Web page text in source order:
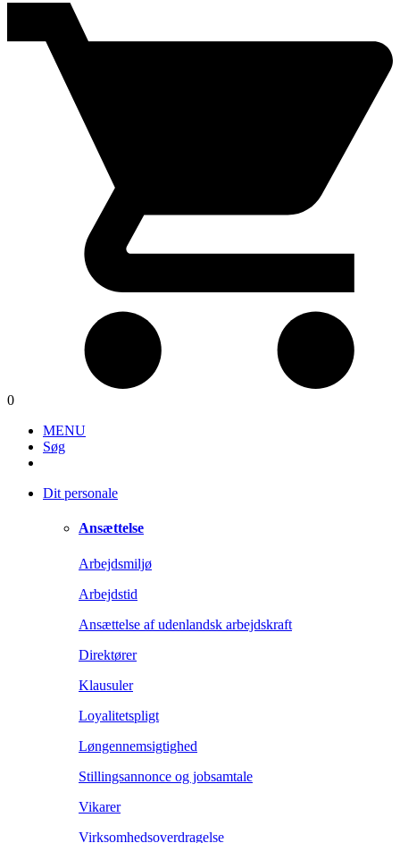
0
MENU
Søg
Dit personale
Ansættelse
Arbejdsmiljø
Arbejdstid
Ansættelse af udenlandsk arbejdskraft
Direktører
Klausuler
Loyalitetspligt
Løngennemsigtighed
Stillingsannonce og jobsamtale
Vikarer
Virksomhedsoverdragelse